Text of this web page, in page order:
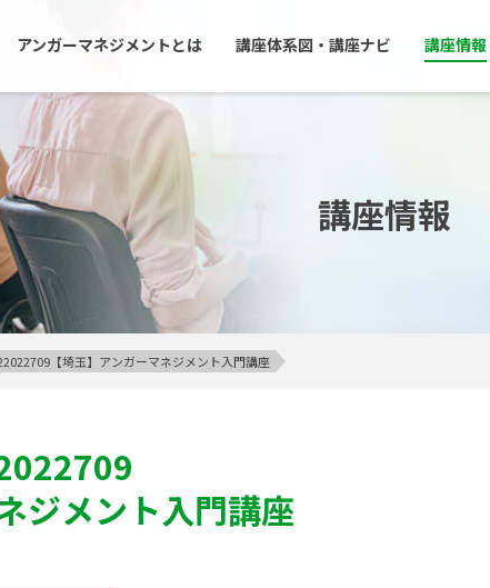
アンガーマネジメントとは 講座体系図・講座ナビ 講座情報
講座情報
【埼玉】アンガーマネジメント入門講座
ジメント入門講座